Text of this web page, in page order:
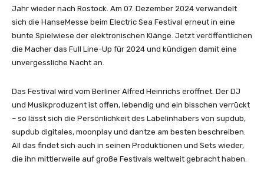
Jahr wieder nach Rostock. Am 07. Dezember 2024 verwandelt
sich die HanseMesse beim Electric Sea Festival erneut in eine
bunte Spielwiese der elektronischen Klänge. Jetzt veröffentlichen
die Macher das Full Line-Up für 2024 und kündigen damit eine
unvergessliche Nacht an.
Das Festival wird vom Berliner Alfred Heinrichs eröffnet. Der DJ
und Musikproduzent ist offen, lebendig und ein bisschen verrückt
– so lässt sich die Persönlichkeit des Labelinhabers von supdub,
supdub digitales, moonplay und dantze am besten beschreiben.
All das findet sich auch in seinen Produktionen und Sets wieder,
die ihn mittlerweile auf große Festivals weltweit gebracht haben.